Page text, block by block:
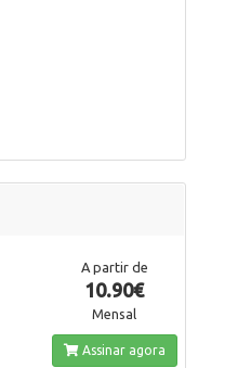
A partir de
10.90€
Mensal
Assinar agora